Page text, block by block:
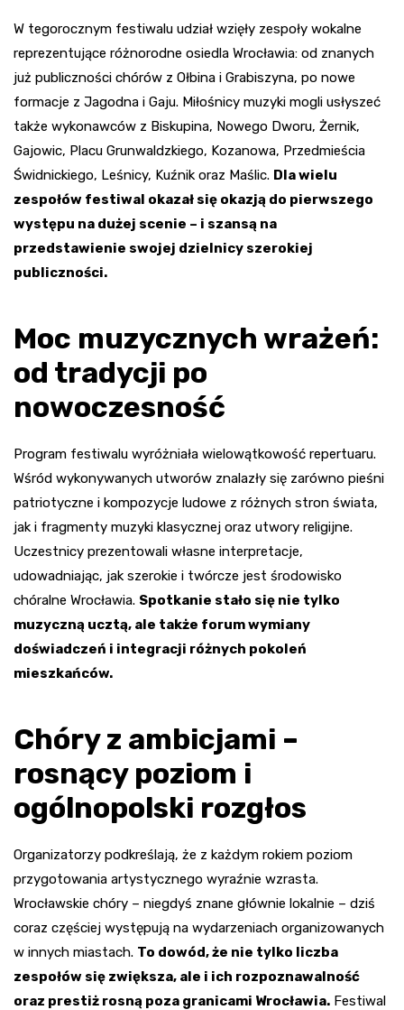
W tegorocznym festiwalu udział wzięły zespoły wokalne
reprezentujące różnorodne osiedla Wrocławia: od znanych
już publiczności chórów z Ołbina i Grabiszyna, po nowe
formacje z Jagodna i Gaju. Miłośnicy muzyki mogli usłyszeć
także wykonawców z Biskupina, Nowego Dworu, Żernik,
Gajowic, Placu Grunwaldzkiego, Kozanowa, Przedmieścia
Świdnickiego, Leśnicy, Kuźnik oraz Maślic. Dla wielu
zespołów festiwal okazał się okazją do pierwszego
występu na dużej scenie – i szansą na
przedstawienie swojej dzielnicy szerokiej
publiczności.
Moc muzycznych wrażeń:
od tradycji po
nowoczesność
Program festiwalu wyróżniała wielowątkowość repertuaru.
Wśród wykonywanych utworów znalazły się zarówno pieśni
patriotyczne i kompozycje ludowe z różnych stron świata,
jak i fragmenty muzyki klasycznej oraz utwory religijne.
Uczestnicy prezentowali własne interpretacje,
udowadniając, jak szerokie i twórcze jest środowisko
chóralne Wrocławia. Spotkanie stało się nie tylko
muzyczną ucztą, ale także forum wymiany
doświadczeń i integracji różnych pokoleń
mieszkańców.
Chóry z ambicjami –
rosnący poziom i
ogólnopolski rozgłos
Organizatorzy podkreślają, że z każdym rokiem poziom
przygotowania artystycznego wyraźnie wzrasta.
Wrocławskie chóry – niegdyś znane głównie lokalnie – dziś
coraz częściej występują na wydarzeniach organizowanych
w innych miastach. To dowód, że nie tylko liczba
zespołów się zwiększa, ale i ich rozpoznawalność
oraz prestiż rosną poza granicami Wrocławia. Festiwal